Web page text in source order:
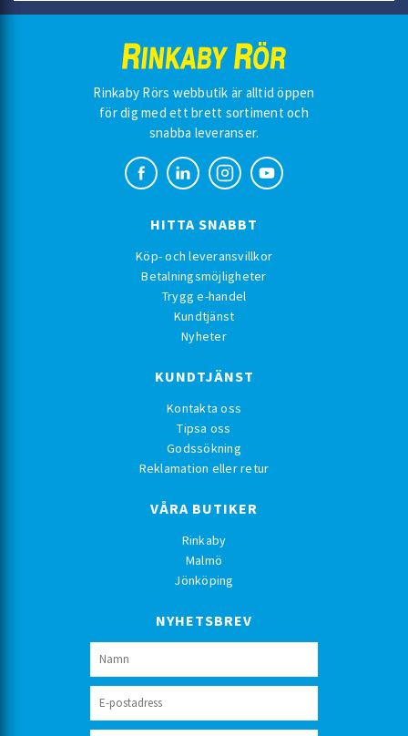
Rinkaby Rörs webbutik är alltid öppen
för dig med ett brett sortiment och
snabba leveranser.
HITTA SNABBT
Köp- och leveransvillkor
Betalningsmöjligheter
Trygg e-handel
Kundtjänst
Nyheter
KUNDTJÄNST
Kontakta oss
Tipsa oss
Godssökning
Reklamation eller retur
VÅRA BUTIKER
Rinkaby
Malmö
Jönköping
NYHETSBREV